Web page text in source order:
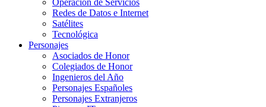
Operación de Servicios
Redes de Datos e Internet
Satélites
Tecnológica
Personajes
Asociados de Honor
Colegiados de Honor
Ingenieros del Año
Personajes Españoles
Personajes Extranjeros